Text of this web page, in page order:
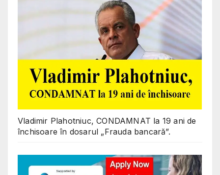
Vladimir Plahotniuc, CONDAMNAT la 19 ani de
închisoare în dosarul „Frauda bancară”.